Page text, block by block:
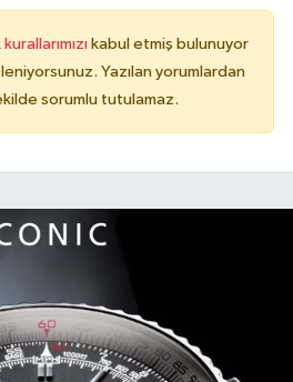
kabul etmiş bulunuyor
Yazılan yorumlardan
sorumlu tutulamaz.